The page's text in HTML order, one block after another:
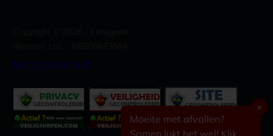
✕
Moeite met afvallen?
Samen lukt het wel! Klik
[email protected]